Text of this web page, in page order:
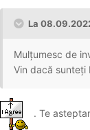
La
Mulțumesc de
Vin dacă sunteți
. Te